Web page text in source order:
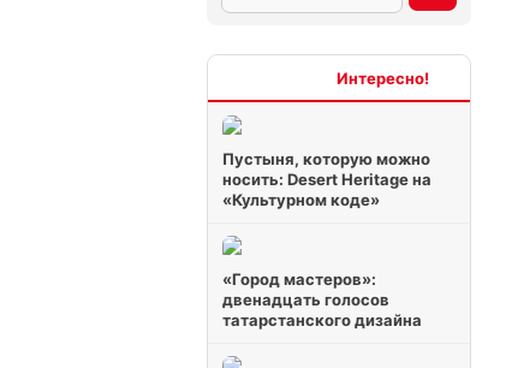
Пустыня, которую можно
носить: Desert Heritage на
«Культурном коде»
«Город мастеров»:
двенадцать голосов
татарстанского дизайна